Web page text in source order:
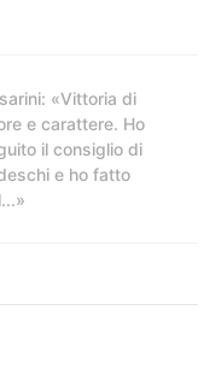
«Vittoria di
e carattere. Ho
il consiglio di
e ho fatto